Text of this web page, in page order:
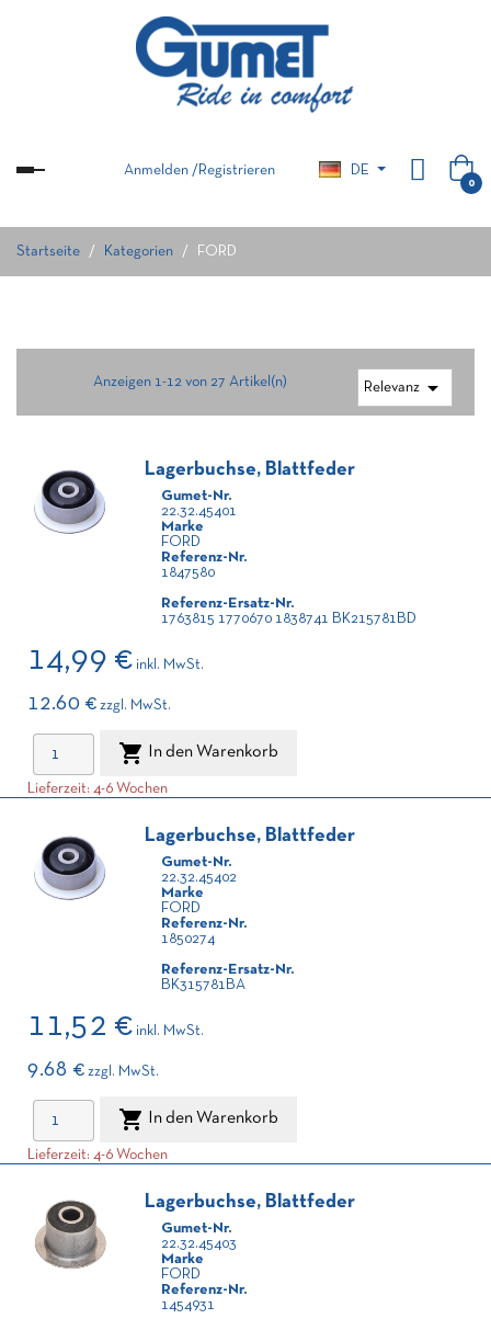
UmschaltenAnmelden / Registrieren DE
0
Startseite Kategorien FORD
Relevanz 
Anzeigen 1-12 von 27 Artikel(n)
Lagerbuchse, Blattfeder
Gumet-Nr.
22.32.45401
Marke
FORD
Referenz-Nr.
1847580
Referenz-Ersatz-Nr.
1763815 1770670 1838741 BK215781BD
14,99 € inkl. MwSt.
12.60 € zzgl. MwSt.
 In den Warenkorb
Lieferzeit: 4-6 Wochen
Lagerbuchse, Blattfeder
Gumet-Nr.
22.32.45402
Marke
FORD
Referenz-Nr.
1850274
Referenz-Ersatz-Nr.
BK315781BA
11,52 € inkl. MwSt.
9.68 € zzgl. MwSt.
 In den Warenkorb
Lieferzeit: 4-6 Wochen
Lagerbuchse, Blattfeder
Gumet-Nr.
22.32.45403
Marke
FORD
Referenz-Nr.
1454931